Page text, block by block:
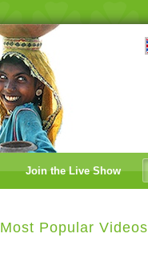
Join the Live Show
Most Popular Videos